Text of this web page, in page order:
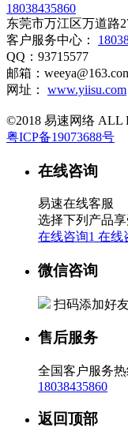
18038435860
东莞市万江区万道路
客户服务中心：
QQ：93715577
邮箱：
网址： www.yiisu.com
©2018 易速网络 ALL
粤ICP备19073688号
在线咨询
易速在线客服
选择下列产品享
在线咨询1 在线
微信咨询
扫码添加好
售后服务
全国客户服务
18038435860
返回顶部